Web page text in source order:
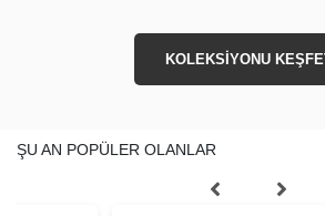
KOLEKSİYONU
ŞU AN POPÜLER OLANLAR